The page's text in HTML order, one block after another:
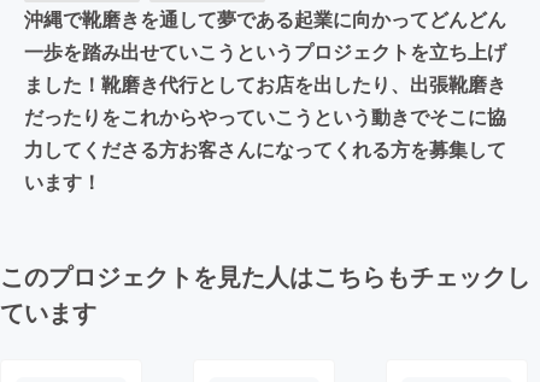
沖縄で靴磨きを通して夢である起業に向かってどんどん
一歩を踏み出せていこうというプロジェクトを立ち上げ
ました！靴磨き代行としてお店を出したり、出張靴磨き
だったりをこれからやっていこうという動きでそこに協
力してくださる方お客さんになってくれる方を募集して
います！
このプロジェクトを見た人はこちらもチェックし
ています